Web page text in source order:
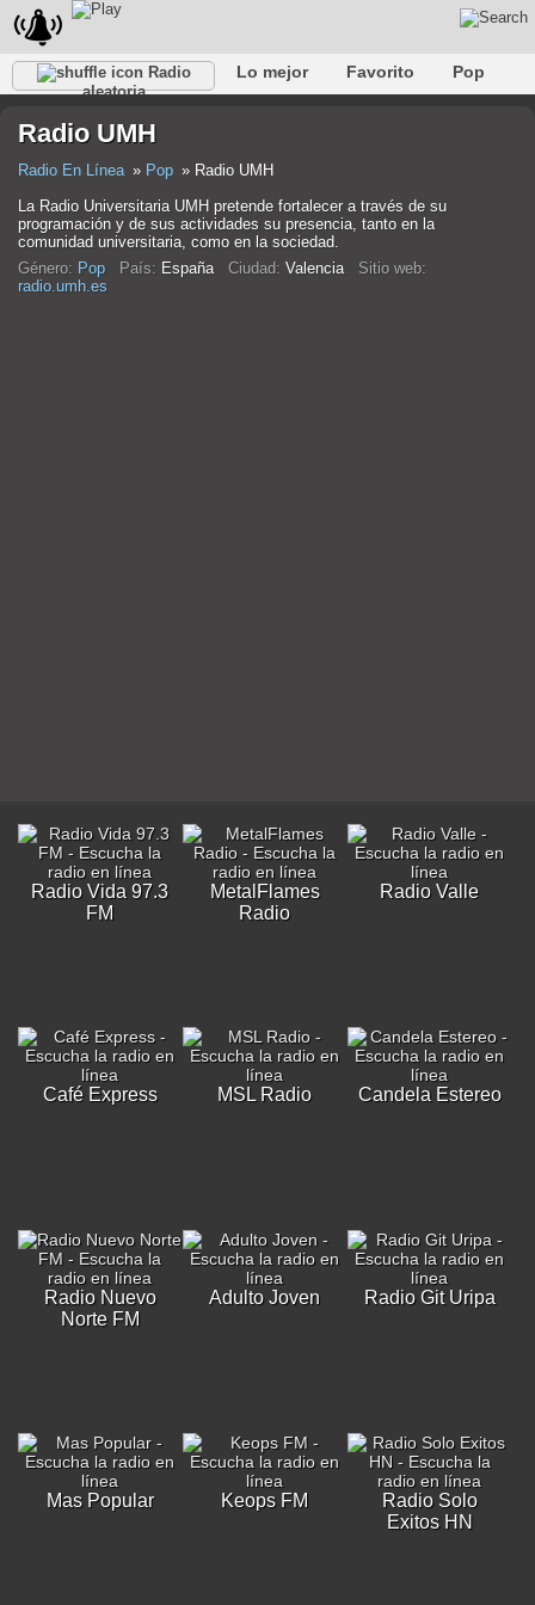
Radio
aleatoria
Lo mejor Favorito
Pop
Rap
Trans
Radio UMH
Radio En Línea Pop
Radio UMH
La Radio Universitaria UMH pretende fortalecer a través de su
programación y de sus actividades su presencia, tanto en la
comunidad universitaria, como en la sociedad.
Género: Pop País: España Ciudad: Valencia Sitio web:
radio.umh.es
Radio Vida 97.3
FM
MetalFlames
Radio
Radio Valle
Café Express MSL Radio Candela Estereo
Radio Nuevo
Norte FM
Adulto Joven Radio Git Uripa
Mas Popular Keops FM
Radio Solo
Exitos HN